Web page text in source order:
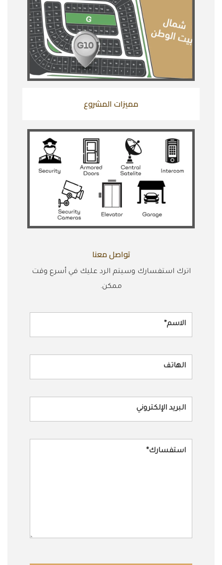
مميزات المشروع
تواصل معنا
اترك استفسارك وسيتم الرد عليك في أسرع وقت
ممكن.